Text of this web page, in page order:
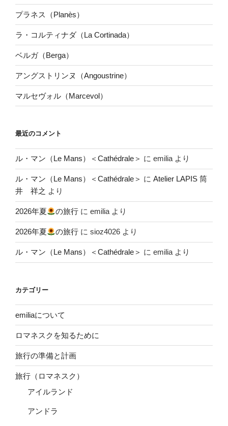
プラネス（Planès）
ラ・コルティナダ（La Cortinada）
ベルガ（Berga）
アングストリンヌ（Angoustrine）
マルセヴォル（Marcevol）
最近のコメント
ル・マン（Le Mans）＜Cathédrale＞ に emilia より
ル・マン（Le Mans）＜Cathédrale＞ に Atelier LAPIS 筒
井 祥之 より
2026年夏 の旅行 にemilia より
2026年夏 の旅行 にsioz4026 より
ル・マン（Le Mans）＜Cathédrale＞ に emilia より
カテゴリー
emiliaについて
ロマネスクを知るために
旅行の準備と計画
旅行（ロマネスク）
アイルランド
アンドラ